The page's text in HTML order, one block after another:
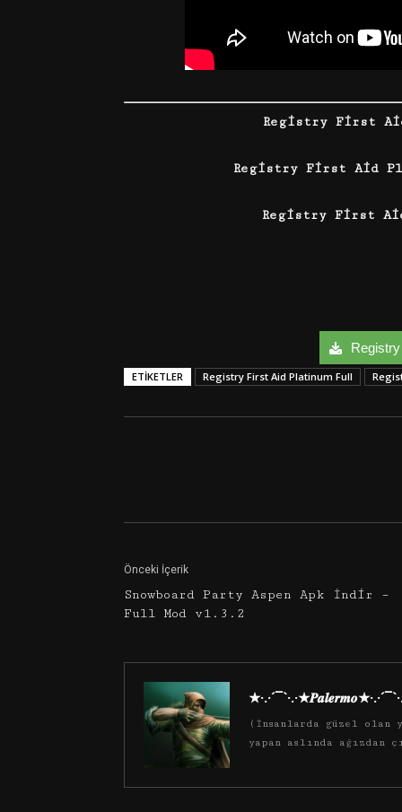
Registry First Aid
Registry First Aid
Registry First Aid
ETIKETLER Registry First Aid Platinum Full
Önceki İçerik
Snowboard Party Aspen Apk İndir –
Full Mod v1.3.2
(İnsanlarda güzel olan
yapan aslında ağızdan